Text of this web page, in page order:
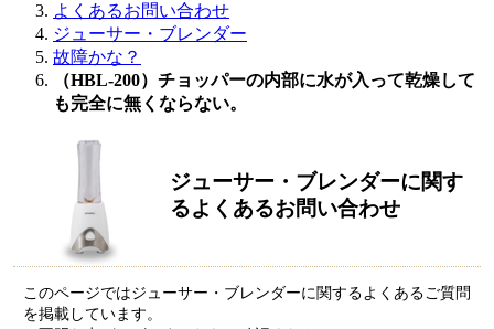
よくあるお問い合わせ
ジューサー・ブレンダー
故障かな？
（HBL-200）チョッパーの内部に水が入って乾燥して
も完全に無くならない。
ジューサー・ブレンダーに関す
るよくあるお問い合わせ
このページではジューサー・ブレンダーに関するよくあるご質問
を掲載しています。